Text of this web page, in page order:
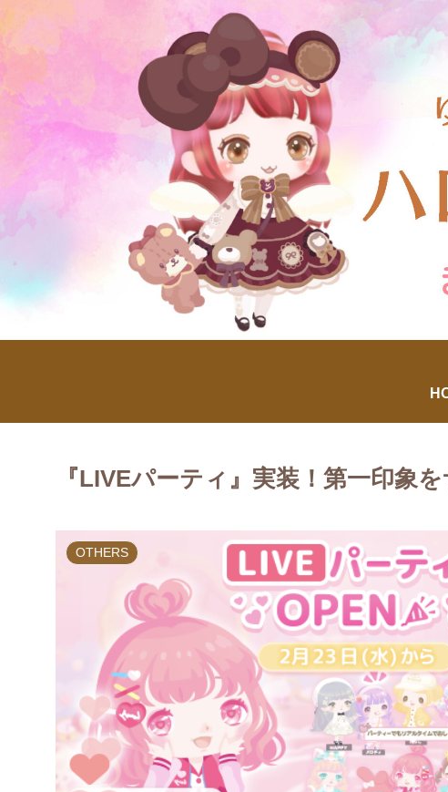
『LIVEパーティ』実装！第一印象
OTHERS